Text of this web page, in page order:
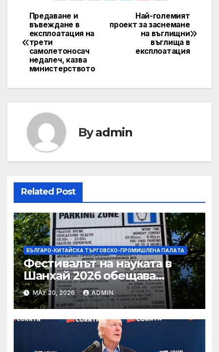
Post
navigation
Най-големият
проект за заснемане
на въглищни
въглища в
експлоатация
Предаване и
въвеждане в
експлоатация на
трети
самолетоносач
недалеч, казва
министерството
Byadmin
Related Post
БЪЛГАРО-КИТАЙСКА ТЪРГОВСКО-ПРОМИШЛЕНА ПАЛAТА
Фестивалът на науката в
Шанхай 2026 обещава
вълнуващи научно-
технологични иновации
MAY 20, 2026 ADMIN